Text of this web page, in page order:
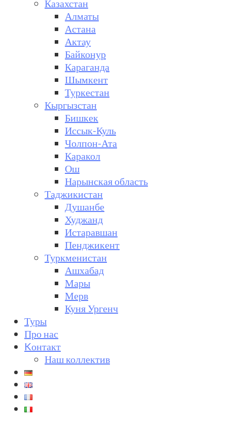
Казахстан
Алматы
Астана
Актау
Байконур
Караганда
Шымкент
Туркестан
Кыргызстан
Бишкек
Иссык-Куль
Чолпон-Ата
Каракол
Ош
Нарынская область
Таджикистан
Душанбе
Худжанд
Истаравшан
Пенджикент
Туркменистан
Ашхабад
Мары
Мерв
Куня Ургенч
Туры
Про нас
Kонтакт
Наш коллектив